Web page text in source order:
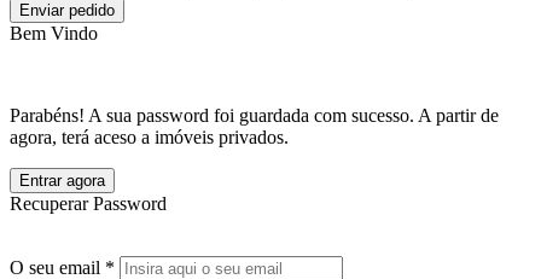
Enviar pedido
Bem Vindo
Parabéns! A sua password foi guardada com sucesso. A partir de
agora, terá aceso a imóveis privados.
Entrar agora
Recuperar Password
O seu email *